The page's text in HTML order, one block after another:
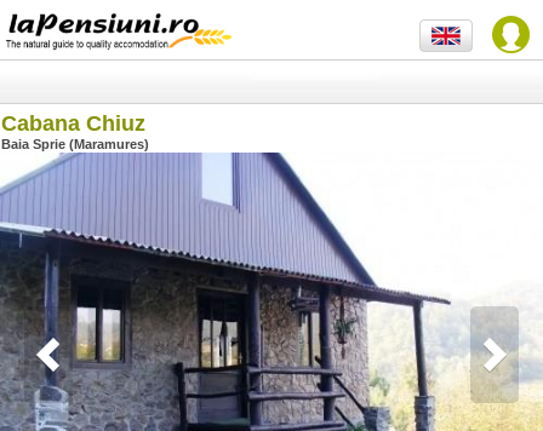
Cabana Chiuz
Baia Sprie (Maramures)